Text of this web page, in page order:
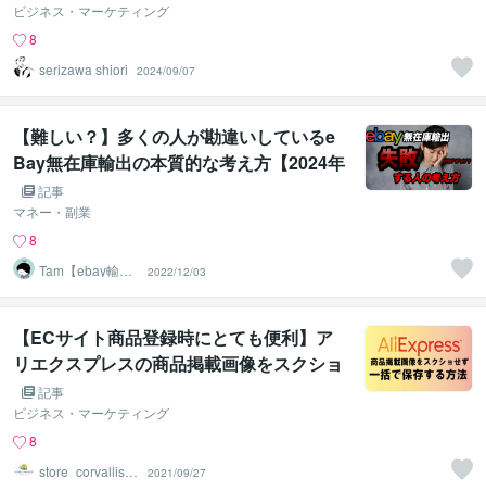
ビジネス・マーケティング
8
serizawa shiori
2024/09/07
【難しい？】多くの人が勘違いしているe
Bay無在庫輸出の本質的な考え方【2024年
最新】
記事
マネー・副業
8
Tam【ebay輸出
コンサルタン
ト】
2022/12/03
【ECサイト商品登録時にとても便利】ア
リエクスプレスの商品掲載画像をスクショ
せず一括で保存する方法
記事
ビジネス・マーケティング
8
store_corvallis0
2021/09/27